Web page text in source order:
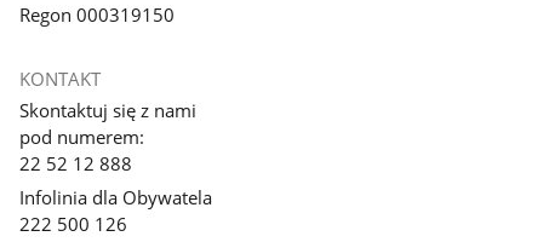
Regon 000319150
KONTAKT
Skontaktuj się z nami
pod numerem:
22 52 12 888
Infolinia dla Obywatela
222 500 126